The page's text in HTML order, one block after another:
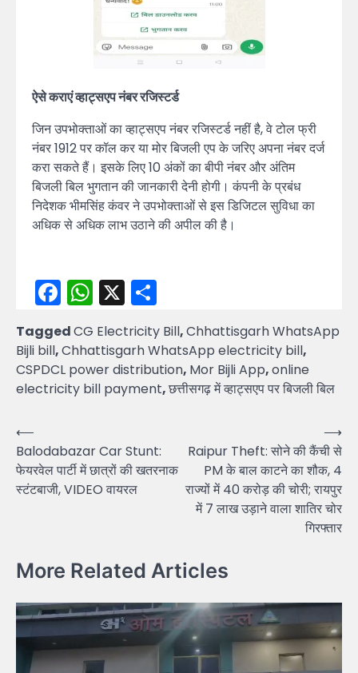
ऐसे कराएं व्हाट्सएप नंबर रजिस्टर्ड
जिन उपभोक्ताओं का व्हाट्सएप नंबर रजिस्टर्ड नहीं है, वे टोल फ्री
नंबर 1912 पर कॉल कर या मोर बिजली एप के जरिए अपना नंबर दर्ज
करा सकते हैं। इसके लिए 10 अंकों का बीपी नंबर और अंतिम
बिजली बिल भुगतान की जानकारी देनी होगी। कंपनी के प्रबंध
निदेशक भीमसिंह कंवर ने उपभोक्ताओं से इस डिजिटल सुविधा का
अधिक से अधिक लाभ उठाने की अपील की है।
Facebook
WhatsApp
X
TaggedCG Electricity Bill,Chhattisgarh WhatsApp
Bijli bill,Chhattisgarh WhatsApp electricity bill,
CSPDCL power distribution, Mor Bijli App,online
electricity bill payment,छत्तीसगढ़ में व्हाट्सएप पर बिजली बिल
Post
navigation
⟵
Balodabazar Car Stunt:
फेयरवेल पार्टी में छात्रों की खतरनाक
स्टंटबाजी, VIDEO वायरल
Raipur Theft: सोने की कैंची से
PM के बाल काटने का शौक, 4
राज्यों में 40 करोड़ की चोरी; रायपुर
में 7 लाख उड़ाने वाला शातिर चोर
गिरफ्तार
⟶
More Related Articles